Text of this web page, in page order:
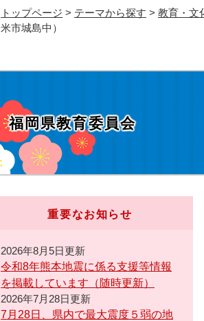
トップページ > テーマから探す > 教育・文
米市城島中）
福岡県教育委員会
重要なお知らせ
2026年8月5日更新
令和8年熊本地震に係る支援等情報
を掲載しています（随時更新）
2026年7月28日更新
7月28日、県内で最大震度５弱の地